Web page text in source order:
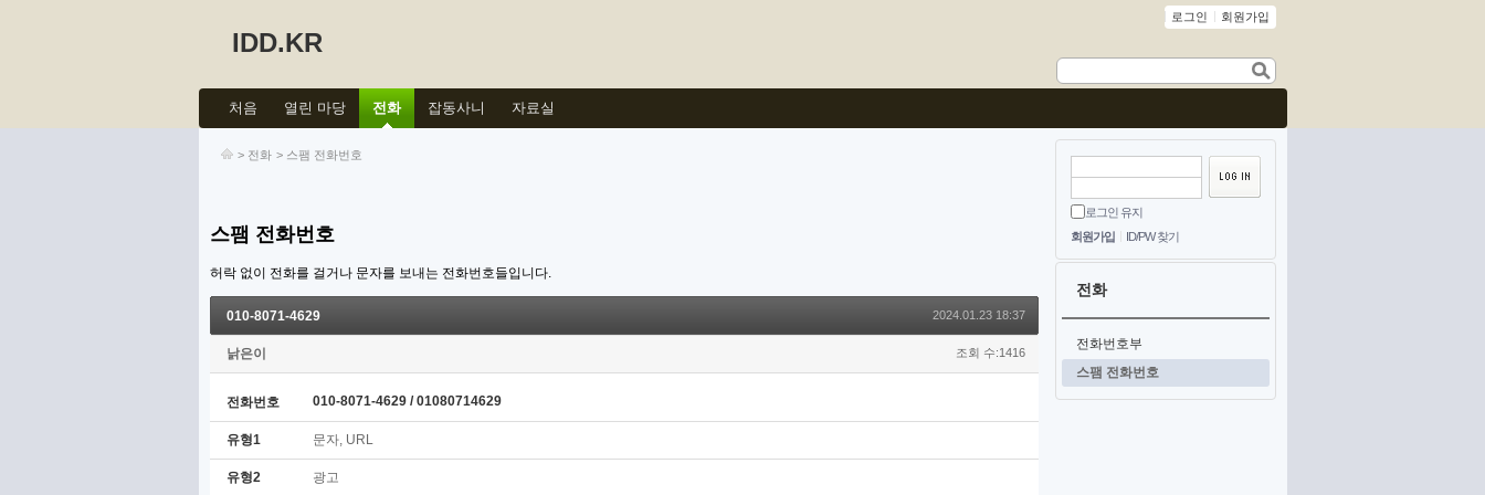
로그인 회원가입
IDD.KR
처음 열린 마당 전화 잡동사니 자료실
로그인 유지
회원가입
ID/PW 찾기
전화
전화번호부
스팸 전화번호
> 전화 > 스팸 전화번호
스팸 전화번호
허락 없이 전화를 걸거나 문자를 보내는 전화번호들입니다.
010-8071-4629 2024.01.23 18:37
낡은이 조회 수:1416
전화번호 010-8071-4629 / 01080714629
유형1 문자, URL
유형2 광고